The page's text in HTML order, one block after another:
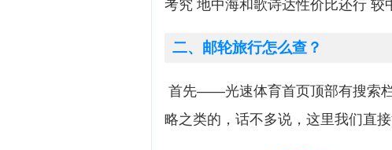
考究 地中海和歌诗达性价比还行 较
二、邮轮旅行怎么查？
首先——光速体育首页顶部有搜索
略之类的，话不多说，这里我们直